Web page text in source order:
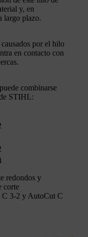
y, en
largo plazo.
por el hilo
en contacto con
combinarse
STIHL:
redondos y
corte
3-2 y AutoCut C